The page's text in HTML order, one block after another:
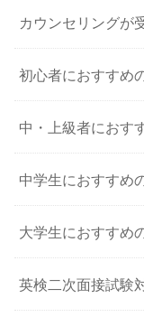
カウンセリングが
初心者におすすめ
中・上級者におす
中学生におすすめ
大学生におすすめ
英検二次面接試験